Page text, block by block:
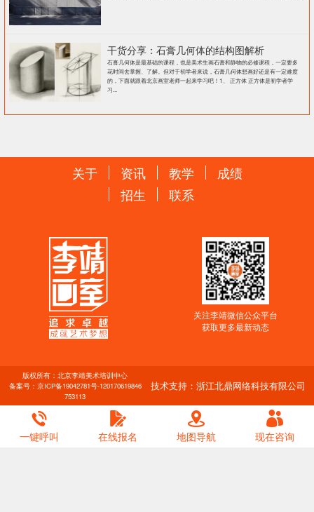
干货分享：石膏几何体的结构图解析
石膏几何体是最基础的课程，也是美术生画石膏和静物的必修课程，一定要多
花时间去掌握、了解。但对于初学者来说，石膏几何体想画好还是有一定难度
的，下面就跟着北京画室老师一起来学习吧！1、 正方体 正方体是初学者学
习...
一键呼叫 在线报名 地图导航 现在咨询
关于 资讯 教学
成绩
招生
联系
关注李靖微信公众平台
获取更多最新动态
版权所有：北京李靖美术培训中心
备案号： 京ICP备19042781号-120170619846
753113
技术支持：浙江北鼎网络科技有限公司